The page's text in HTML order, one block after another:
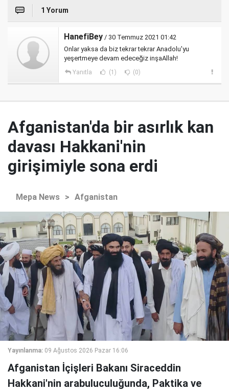
1 Yorum
HanefiBey / 30 Temmuz 2021 01:42
Onlar yaksa da biz tekrar tekrar Anadolu'yu
yeşertmeye devam edeceğiz inşaAllah!
Yanıtla (1) (0)
Afganistan'da bir asırlık kan
davası Hakkani'nin
girişimiyle sona erdi
Mepa News > Afganistan
Yayınlanma: 09 Ağustos 2026 Pazar 16:06
Afganistan İçişleri Bakanı Siraceddin
Hakkani'nin arabuluculuğunda, Paktika ve